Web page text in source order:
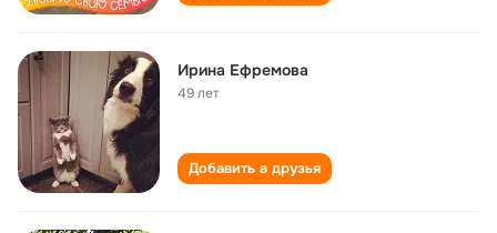
Ирина Ефремова
49 лет
Добавить в друзья